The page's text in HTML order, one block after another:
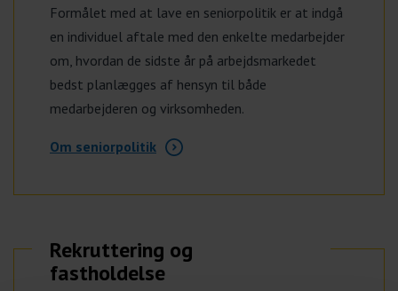
Formålet med at lave en seniorpolitik er at indgå
en individuel aftale med den enkelte medarbejder
om, hvordan de sidste år på arbejdsmarkedet
bedst planlægges af hensyn til både
medarbejderen og virksomheden.
Om seniorpolitik
Rekruttering og
fastholdelse